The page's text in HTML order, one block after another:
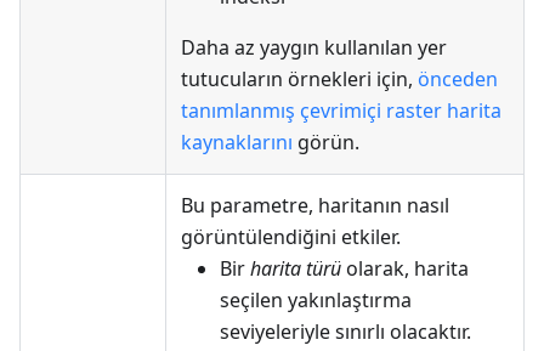
Daha az yaygın kullanılan yer
tutucuların örnekleri için, önceden
tanımlanmış çevrimiçi raster harita
kaynaklarını görün.
Bu parametre, haritanın nasıl
görüntülendiğini etkiler.
Birharita türüolarak, harita
seçilen yakınlaştırma
seviyeleriyle sınırlı olacaktır.